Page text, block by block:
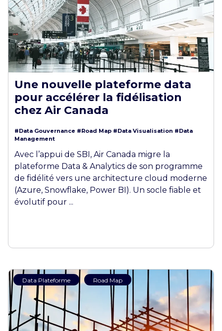
Une nouvelle plateforme data
pour accélérer la fidélisation
chez Air Canada
#Data Gouvernance #Road Map #Data Visualisation #Data
Management
Avec l’appui de SBI, Air Canada migre la
plateforme Data & Analytics de son programme
de fidélité vers une architecture cloud moderne
(Azure, Snowflake, Power BI). Un socle fiable et
évolutif pour ...
Data Plateforme Road Map